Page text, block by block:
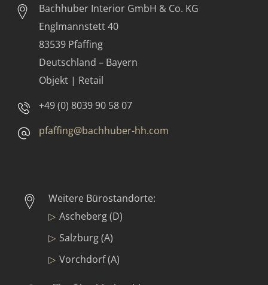
Bachhuber Interior GmbH & Co. KG
Englmannstett 40
83539 Pfaffing
Deutschland – Bayern
Objekt | Retail
+49 (0) 8039 90 58 07
pfaffing@bachhuber-hh.com
Weitere Bürostandorte:
Ascheberg (D)
Salzburg (A)
Vorchdorf (A)